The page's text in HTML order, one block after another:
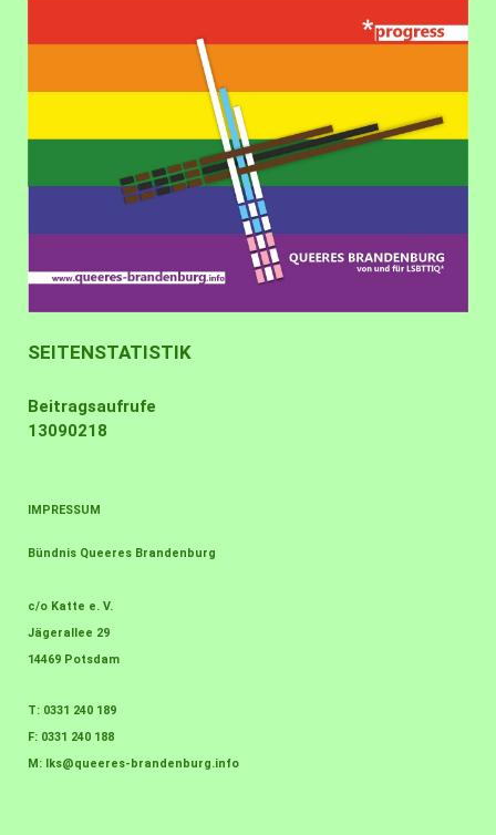
SEITENSTATISTIK
Beitragsaufrufe
13090218
IMPRESSUM
Bündnis Queeres Brandenburg
c/o Katte e. V.
Jägerallee 29
14469 Potsdam
T: 0331 240 189
F: 0331 240 188
M:
lks@queeres-brandenburg.info